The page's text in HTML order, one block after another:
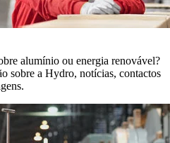
alumínio ou energia renovável?
sobre a Hydro, notícias, contactos